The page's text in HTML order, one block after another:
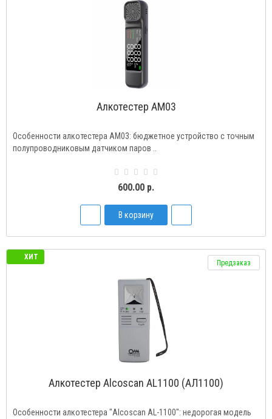
Алкотестер AM03
Особенности алкотестера AM03: бюджетное устройство с точным
полупроводниковым датчиком паров ..
600.00 р.
В корзину
ХИТ
Предзаказ
Алкотестер Alcоscan AL1100 (АЛ1100)
Особенности алкотестера "Alcoscan AL-1100": недорогая модель